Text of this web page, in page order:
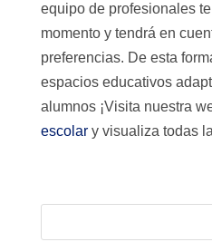
equipo de profesionales
momento y tendrá en
preferencias. De esta
espacios educativos
alumnos ¡Visita nuestra
escolary visualiza todas